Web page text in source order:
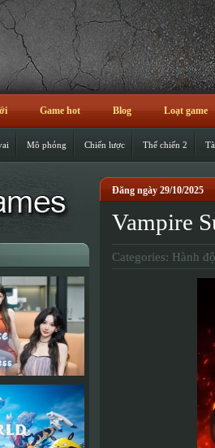
Game hot Blog Loạt game
Mô phỏng Chiến lược Thế chiến 2
Đăng ngày 29/10/2025
Vampire
Categories: Hành